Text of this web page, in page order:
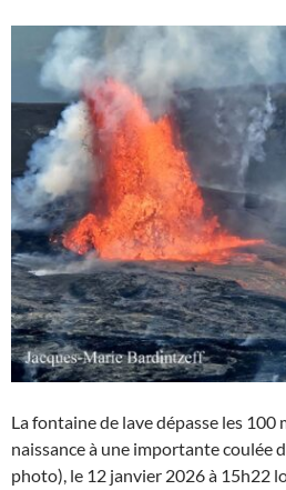
La fontaine de lave dépasse les
naissance à une importante coulée
photo), le 12 janvier 2026 à 15h22